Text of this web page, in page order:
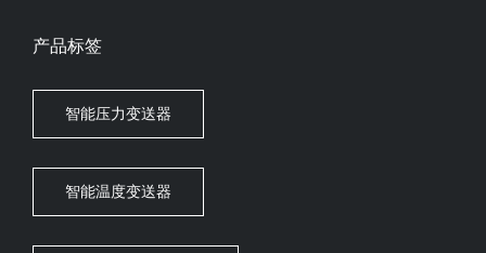
产品标签
智能压力变送器
智能温度变送器